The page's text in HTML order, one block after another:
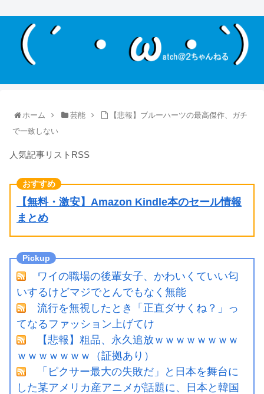
ホーム 芸能
【悲報】ブルーハーツの最高傑作、ガチ
で一致しない
人気記事リストRSS
【無料・激安】Amazon Kindle本のセール情報
まとめ
ワイの職場の後輩女子、かわいくていい匂
いするけどマジでとんでもなく無能
流行を無視したとき「正直ダサくね？」っ
てなるファッション上げてけ
【悲報】粗品、永久追放ｗｗｗｗｗｗｗｗ
ｗｗｗｗｗｗｗ（証拠あり）
「ピクサー最大の失敗だ」と日本を舞台に
した某アメリカ産アニメが話題に、日本と韓国